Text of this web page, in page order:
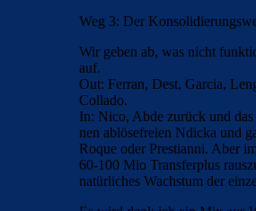
Weg 3: Der
Wir geben ab, was nicht
auf.
Out: Ferran, Dest, Garcia,
Collado.
In: Nico, Abde zurück und
nen ablösefreien Ndicka und
Roque oder Prestianni. Aber
60-100 Mio Transferplus
natürliches Wachstum der